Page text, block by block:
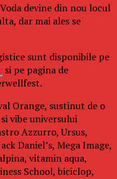
devine din nou locul
dar mai ales se
sunt disponibile pe
si pe pagina de
Orange, sustinut de o
vibe universului
Azzurro, Ursus,
Daniel’s, Mega Image,
vitamin aqua,
School, biciclop,